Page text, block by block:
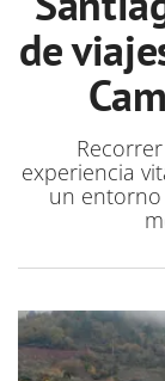
de
experiencia
un entorno